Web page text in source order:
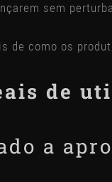
sem
de como os
de
a